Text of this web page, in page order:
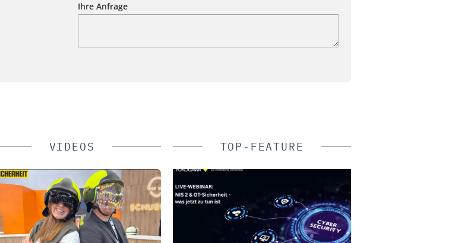
Ihre Anfrage
VIDEOS TOP-FEATURE